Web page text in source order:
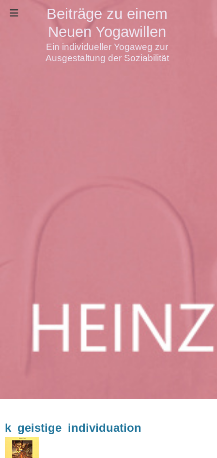
Beiträge zu einem
Neuen Yogawillen
Ein individueller Yogaweg zur
Ausgestaltung der Soziabilität
k_geistige_individuation